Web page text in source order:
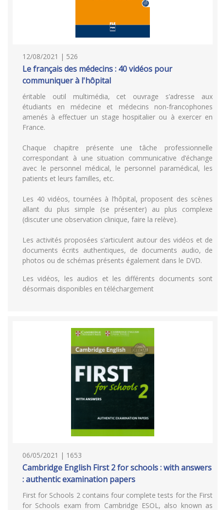
12/08/2021 | 526
Le français des médecins : 40 vidéos pour
communiquer à l'hôpital
éritable outil multimédia, cet ouvrage s’adresse aux
étudiants en médecine et médecins non-francophones
amenés à effectuer un stage hospitalier ou à exercer en
France.
Chaque chapitre présente une tâche professionnelle
correspondant à une situation communicative d’échange
avec le personnel médical, le personnel paramédical, les
patients et leurs familles, etc.
Les 40 vidéos, tournées à l’hôpital, proposent des scènes
allant du plus simple (se présenter) au plus complexe
(discuter une observation clinique, faire la relève).
Les activités proposées s’articulent autour des vidéos et de
documents écrits authentiques, de documents audio, de
photos ou de schémas présents également dans le DVD.
Les vidéos, les audios et les différents documents sont
désormais disponibles en téléchargement
06/05/2021 | 1653
Cambridge English First 2 for schools : with answers
: authentic examination papers
First for Schools 2 contains four complete tests for the First
for Schools exam from Cambridge ESOL, also known as